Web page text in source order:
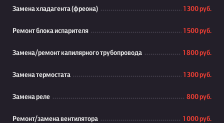
Замена хладагента (фреона) 1 300 руб.
Ремонт блока испарителя 1 500 руб.
Замена/ремонт капилярного трубопровода 1 800 руб.
Замена термостата 1 300 руб.
Замена реле 800 руб.
Ремонт/замена вентилятора 1 000 руб.